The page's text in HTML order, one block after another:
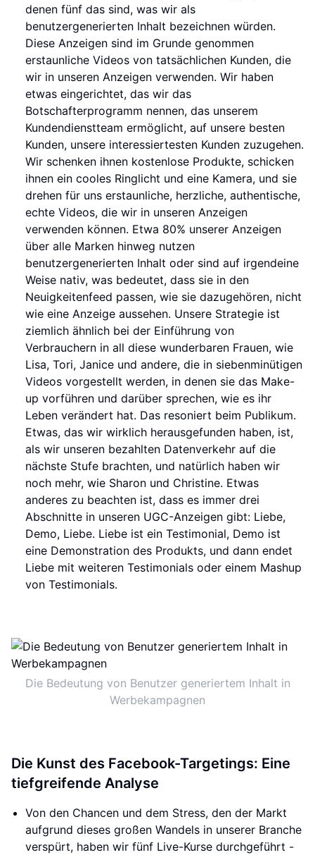
denen fünf das sind, was wir als
benutzergenerierten Inhalt bezeichnen würden.
Diese Anzeigen sind im Grunde genommen
erstaunliche Videos von tatsächlichen Kunden, die
wir in unseren Anzeigen verwenden. Wir haben
etwas eingerichtet, das wir das
Botschafterprogramm nennen, das unserem
Kundendienstteam ermöglicht, auf unsere besten
Kunden, unsere interessiertesten Kunden zuzugehen.
Wir schenken ihnen kostenlose Produkte, schicken
ihnen ein cooles Ringlicht und eine Kamera, und sie
drehen für uns erstaunliche, herzliche, authentische,
echte Videos, die wir in unseren Anzeigen
verwenden können. Etwa 80% unserer Anzeigen
über alle Marken hinweg nutzen
benutzergenerierten Inhalt oder sind auf irgendeine
Weise nativ, was bedeutet, dass sie in den
Neuigkeitenfeed passen, wie sie dazugehören, nicht
wie eine Anzeige aussehen. Unsere Strategie ist
ziemlich ähnlich bei der Einführung von
Verbrauchern in all diese wunderbaren Frauen, wie
Lisa, Tori, Janice und andere, die in siebenminütigen
Videos vorgestellt werden, in denen sie das Make-
up vorführen und darüber sprechen, wie es ihr
Leben verändert hat. Das resoniert beim Publikum.
Etwas, das wir wirklich herausgefunden haben, ist,
als wir unseren bezahlten Datenverkehr auf die
nächste Stufe brachten, und natürlich haben wir
noch mehr, wie Sharon und Christine. Etwas
anderes zu beachten ist, dass es immer drei
Abschnitte in unseren UGC-Anzeigen gibt: Liebe,
Demo, Liebe. Liebe ist ein Testimonial, Demo ist
eine Demonstration des Produkts, und dann endet
Liebe mit weiteren Testimonials oder einem Mashup
von Testimonials.
Die Bedeutung von Benutzer generiertem Inhalt in
Werbekampagnen
Die Kunst des Facebook-Targetings: Eine
tiefgreifende Analyse
Von den Chancen und dem Stress, den der Markt
aufgrund dieses großen Wandels in unserer Branche
verspürt, haben wir fünf Live-Kurse durchgeführt -